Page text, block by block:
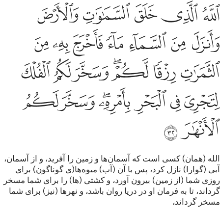
الله الذي خلق السماوات والارض وانزل من السماء ماء فاخرج به من
ٱللَّهُ ٱلَّذِى خَلَقَ ٱلسَّمَـٰوَٰتِ وَٱلْأَرْضَ وَأَنزَلَ مِنَ ٱلسَّمَآءِ مَآءًۭ
ﲪﲫﲬﲭﲮ
ﲯ ﲰﲱ ﲲﲳﲴﲵ
ﲶﲷﲸﲹﲺﲻﲼ
ﲽﲾﲿﳀﳁﳂﳃ
ﳄﳅ
الله (همان) کسی است که آسمان‌ها و زمین را آفرید، و از آسمان،
آبی (گوارا) نازل کرد، پس با آن (آب) میوه‌ها(ی گوناگون) برای
روزی شما (از زمین) بیرون آورد، و کشتی (ها) را برای شما مسخر
گرداند، تا به فرمان او در دریا روان باشد، و نهرها (نیز) برای شما
مسخر گرداند،